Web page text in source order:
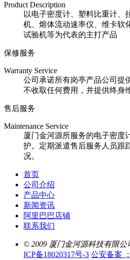
Product Description
以电子密度计、塑料比重计、
机、熔体流动速率仪、维卡软
试验机等为代表的主打产品
保修服务
Warranty Service
公司承诺所有岗亭产品公司提
不收取任何费用，并提供终身
售后服务
Maintenance Service
厦门金河源所服务的电子密度
护。定期派遣售后服务人员跟
况。
首页
公司介绍
产品中心
新闻资讯
阿里巴巴店铺
联系我们
© 2009 厦门金河源科技有限公
ICP备18020317号-3 公安备案 ：